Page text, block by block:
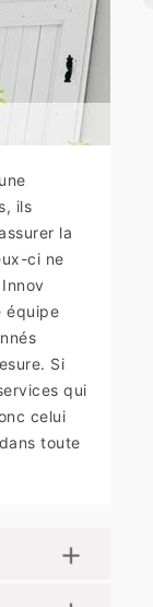
ils
la
ci ne
équipe
Si
qui
celui
toute